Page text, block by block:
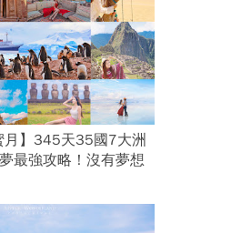
月】345天35國7大洲
最強攻略！沒有夢想